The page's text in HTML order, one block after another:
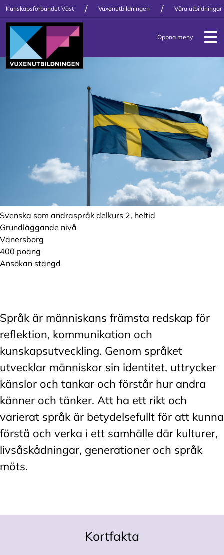
Kunskapsförbundet Väst / Vuxenutbildningen / Våra utbildningar
Öppna meny
Svenska som andraspråk delkurs 2, heltid
Grundläggande nivå
Vänersborg
400 poäng
Ansökan stängd
Språk är människans främsta redskap för
reflektion, kommunikation och
kunskapsutveckling. Genom språket
utvecklar människor sin identitet, uttrycker
känslor och tankar och förstår hur andra
känner och tänker. Att ha ett rikt och
varierat språk är betydelsefullt för att kunna
förstå och verka i ett samhälle där kulturer,
livsåskådningar, generationer och språk
möts.
Kortfakta